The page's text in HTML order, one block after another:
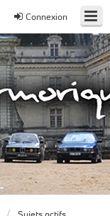
Connexion